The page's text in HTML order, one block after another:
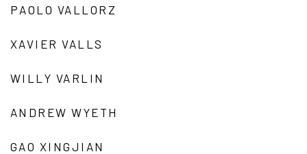
PAOLO VALLORZ
XAVIER VALLS
WILLY VARLIN
ANDREW WYETH
GAO XINGJIAN